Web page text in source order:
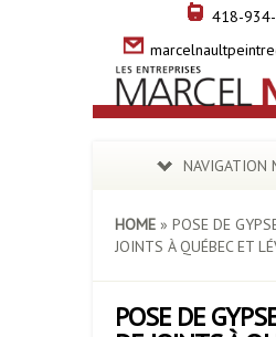
418-
NAVIGATION
HOME » POSE DE
JOINTS À QUÉBEC ET
POSE DE